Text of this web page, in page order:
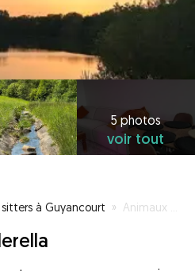
5 photos
voir tout
à Guyancourt » Animaux heureux, Maitres Sereins !